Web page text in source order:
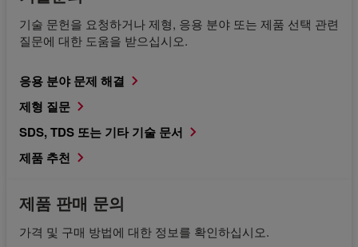
기술 문헌을 요청하거나 제형, 응용 분야 또는 제품 선택 관련
질문에 대한 도움을 받으십시오.
응용 분야 문제 해결
제형 질문
SDS, TDS 또는 기타 기술 문서
제품 추천
제품 판매 문의
가격 및 구매 방법에 대한 정보를 확인하십시오.